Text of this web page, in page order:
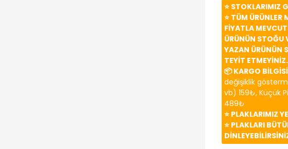
⭐️ STOKLARIMIZ
⭐️ TÜM
FİYATLA
ÜRÜNÜN STOĞU
YAZAN ÜRÜNÜN
TEYİT ETMEYİNİZ.
📦 KARGO
değişiklik
vb) 159₺, Küçük
489₺
⭐️ PLAKLARIMIZ
⭐️ PLAKLARI